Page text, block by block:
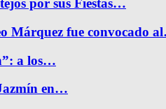
por sus Fiestas…
Márquez fue convocado
a los…
en…